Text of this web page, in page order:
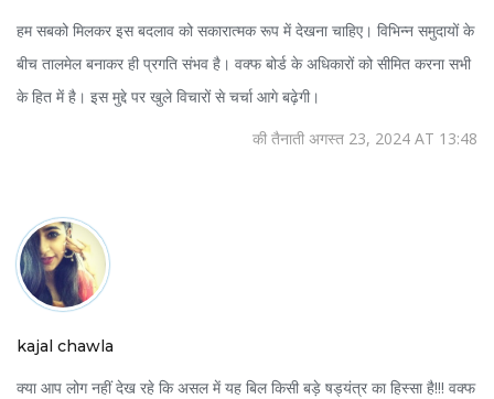
हम सबको मिलकर इस बदलाव को सकारात्मक रूप में देखना चाहिए। विभिन्न समुदायों के
बीच तालमेल बनाकर ही प्रगति संभव है। वक्फ बोर्ड के अधिकारों को सीमित करना सभी
के हित में है। इस मुद्दे पर खुले विचारों से चर्चा आगे बढ़ेगी।
की तैनाती अगस्त 23, 2024 AT 13:48
kajal chawla
क्या आप लोग नहीं देख रहे कि असल में यह बिल किसी बड़े षड्यंत्र का हिस्सा है!!! वक्फ